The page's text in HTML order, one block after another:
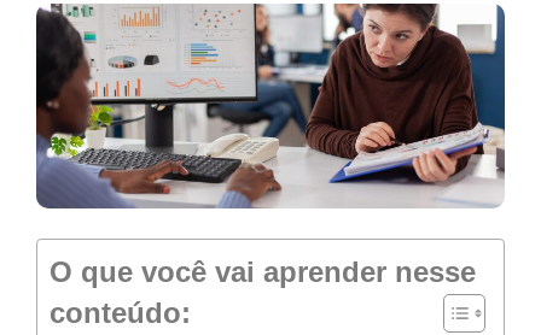
O que você vai aprender nesse
conteúdo: